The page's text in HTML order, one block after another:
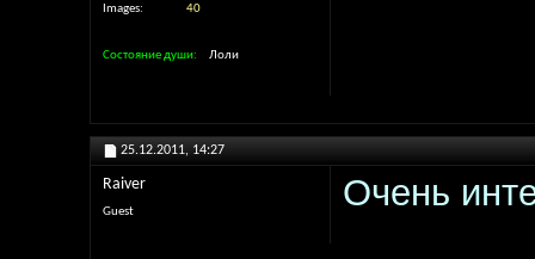
Images
40
Состояние души Лоли
25.12.2011, 14:27
Raiver
Guest Очень